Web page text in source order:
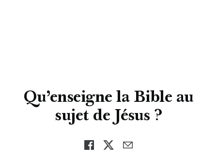
Qu’enseigne la Bible au
sujet de Jésus ?